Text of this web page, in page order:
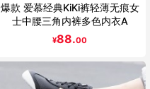
爆款 爱慕经典KiKi裤轻薄无痕女
士中腰三角内裤多色内衣A
¥88.00